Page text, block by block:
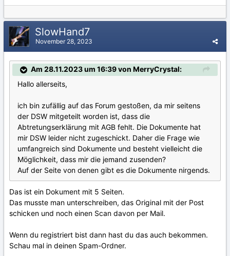
SlowHand7
November 28, 2023
Am 28.11.2023 um 16:39 von MerryCrystal:
Hallo allerseits,
ich bin zufällig auf das Forum gestoßen, da mir seitens
der DSW mitgeteilt worden ist, dass die
Abtretungserklärung mit AGB fehlt. Die Dokumente hat
mir DSW leider nicht zugeschickt. Daher die Frage wie
umfangreich sind Dokumente und besteht vielleicht die
Möglichkeit, dass mir die jemand zusenden?
Auf der Seite von denen gibt es die Dokumente nirgends.
Das ist ein Dokument mit 5 Seiten.
Das musste man unterschreiben, das Original mit der Post
schicken und noch einen Scan davon per Mail.
Wenn du registriert bist dann hast du das auch bekommen.
Schau mal in deinen Spam-Ordner.